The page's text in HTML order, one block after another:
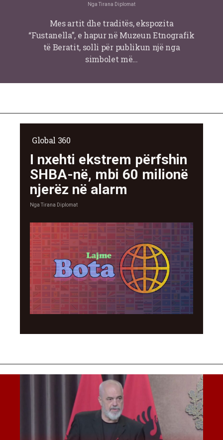
Nga Tirana Diplomat
Mes artit dhe traditës, ekspozita
“Fustanella”, e hapur në Muzeun Etnografik
të Beratit, solli për publikun një nga
simbolet më…
Global 360
I nxehti ekstrem përfshin
SHBA-në, mbi 60 milionë
njerëz në alarm
NgaTirana Diplomat